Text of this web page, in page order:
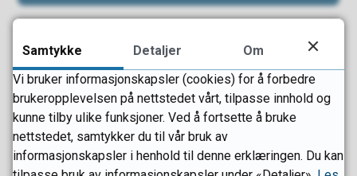
Se oversikt over ulike hjelpetilbud for barn, unge, familie,
gravide.
Fant du det du lette etter?
Samtykke Detaljer
Om
Vi bruker informasjonskapsler (cookies) for å forbedre
brukeropplevelsen på nettstedet vårt, tilpasse innhold og
kunne tilby ulike funksjoner. Ved å fortsette å bruke
nettstedet, samtykker du til vår bruk av
informasjonskapsler i henhold til denne erklæringen. Du kan